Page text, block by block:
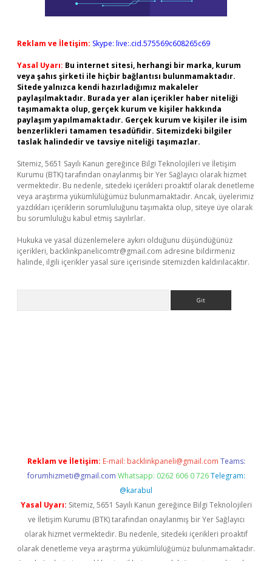
Reklam ve İletişim: Skype: live:.cid.575569c608265c69
Yasal Uyarı: Bu internet sitesi, herhangi bir marka, kurum
veya şahıs şirketi ile hiçbir bağlantısı bulunmamaktadır.
Sitede yalnızca kendi hazırladığımız makaleler
paylaşılmaktadır. Burada yer alan içerikler haber niteliği
taşımamakta olup, gerçek kurum ve kişiler hakkında
paylaşım yapılmamaktadır. Gerçek kurum ve kişiler ile isim
benzerlikleri tamamen tesadüfidir. Sitemizdeki bilgiler
taslak halindedir ve tavsiye niteliği taşımazlar.
Sitemiz, 5651 Sayılı Kanun gereğince Bilgi Teknolojileri ve İletişim
Kurumu (BTK) tarafından onaylanmış bir Yer Sağlayıcı olarak hizmet
vermektedir. Bu nedenle, sitedeki içerikleri proaktif olarak denetleme
veya araştırma yükümlülüğümüz bulunmamaktadır. Ancak, üyelerimiz
yazdıkları içeriklerin sorumluluğunu taşımakta olup, siteye üye olarak
bu sorumluluğu kabul etmiş sayılırlar.
Hukuka ve yasal düzenlemelere aykırı olduğunu düşündüğünüz
içerikleri, backlinkpanelicomtr@gmail.com adresine bildirmeniz
halinde, ilgili içerikler yasal süre içerisinde sitemizden kaldırılacaktır.
Reklam ve İletişim: E-mail: backlinkpaneli@gmail.com Teams:
forumhizmeti@gmail.com Whatsapp: 0262 606 0 726 Telegram:
@karabul
Yasal Uyarı: Sitemiz, 5651 Sayılı Kanun gereğince Bilgi Teknolojileri
ve İletişim Kurumu (BTK) tarafından onaylanmış bir Yer Sağlayıcı
olarak hizmet vermektedir. Bu nedenle, sitedeki içerikleri proaktif
olarak denetleme veya araştırma yükümlülüğümüz bulunmamaktadır.